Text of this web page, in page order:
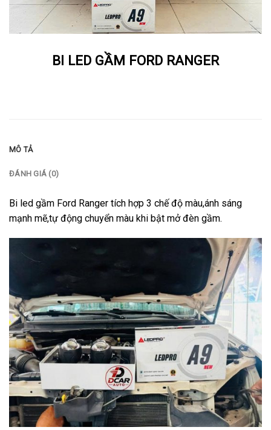
BI LED GẦM FORD RANGER
MÔ TẢ
ĐÁNH GIÁ (0)
Bi led gầm Ford Ranger tích hợp 3 chế độ màu,ánh sáng
mạnh mẽ,tự động chuyển màu khi bật mở đèn gầm.